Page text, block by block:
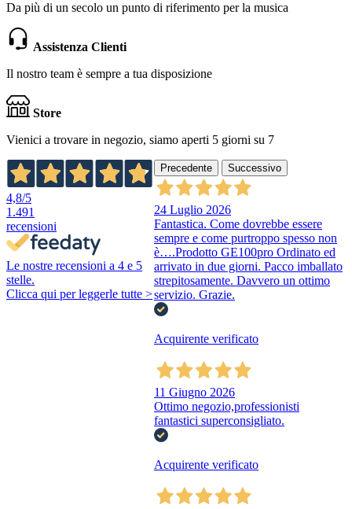
Da più di un secolo un punto di riferimento per la musica
Assistenza Clienti
Il nostro team è sempre a tua disposizione
Store
Vienici a trovare in negozio, siamo aperti 5 giorni su 7
4,8/5
1.491
recensioni
Le nostre recensioni a 4 e 5
stelle.
Clicca qui per leggerle tutte >
Precedente Successivo
24 Luglio 2026
Fantastica. Come dovrebbe essere
sempre e come purtroppo spesso non
è….Prodotto GE100pro Ordinato ed
arrivato in due giorni. Pacco imballato
strepitosamente. Davvero un ottimo
servizio. Grazie.
Acquirente verificato
11 Giugno 2026
Ottimo negozio,professionisti
fantastici superconsigliato.
Acquirente verificato